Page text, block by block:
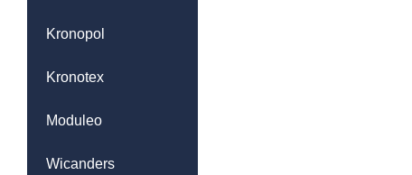
Kronopol
Kronotex
Moduleo
Wicanders